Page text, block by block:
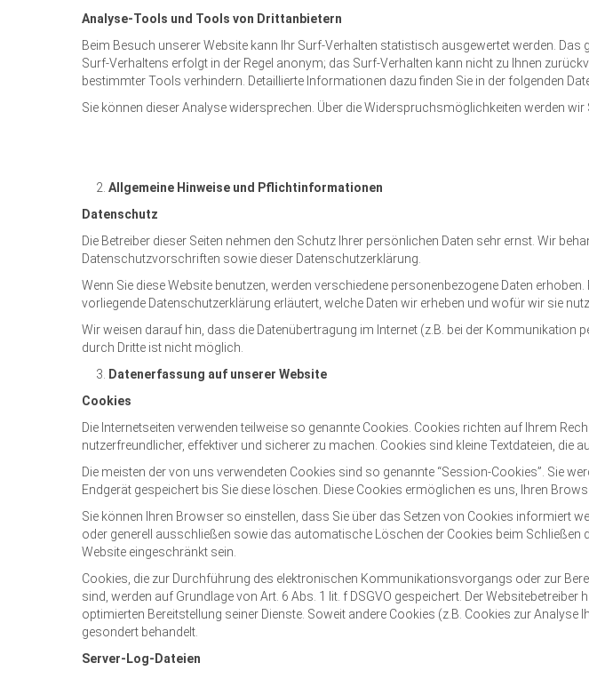
Analyse-Tools und Tools von Drittanbietern
Beim Besuch unserer Website kann Ihr Surf-Verhalten statistisch ausgewertet werden.
Surf-Verhaltens erfolgt in der Regel anonym; das Surf-Verhalten kann nicht zu Ihnen
bestimmter Tools verhindern. Detaillierte Informationen dazu finden Sie in der folgenden
Sie können dieser Analyse widersprechen. Über die Widerspruchsmöglichkeiten werden
Allgemeine Hinweise und Pflichtinformationen
Datenschutz
Die Betreiber dieser Seiten nehmen den Schutz Ihrer persönlichen Daten sehr ernst. Wir
Datenschutzvorschriften sowie dieser Datenschutzerklärung.
Wenn Sie diese Website benutzen, werden verschiedene personenbezogene Daten
vorliegende Datenschutzerklärung erläutert, welche Daten wir erheben und wofür wir sie
Wir weisen darauf hin, dass die Datenübertragung im Internet (z.B. bei der
durch Dritte ist nicht möglich.
Datenerfassung auf unserer Website
Cookies
Die Internetseiten verwenden teilweise so genannte Cookies. Cookies richten auf Ihrem
nutzerfreundlicher, effektiver und sicherer zu machen. Cookies sind kleine Textdateien, die
Die meisten der von uns verwendeten Cookies sind so genannte “Session-Cookies”. Sie
Endgerät gespeichert bis Sie diese löschen. Diese Cookies ermöglichen es uns, Ihren
Sie können Ihren Browser so einstellen, dass Sie über das Setzen von Cookies informiert
oder generell ausschließen sowie das automatische Löschen der Cookies beim
Website eingeschränkt sein.
Cookies, die zur Durchführung des elektronischen Kommunikationsvorgangs oder zur
sind, werden auf Grundlage von Art. 6 Abs. 1 lit. f DSGVO gespeichert. Der
optimierten Bereitstellung seiner Dienste. Soweit andere Cookies (z.B. Cookies zur
gesondert behandelt.
Server-Log-Dateien